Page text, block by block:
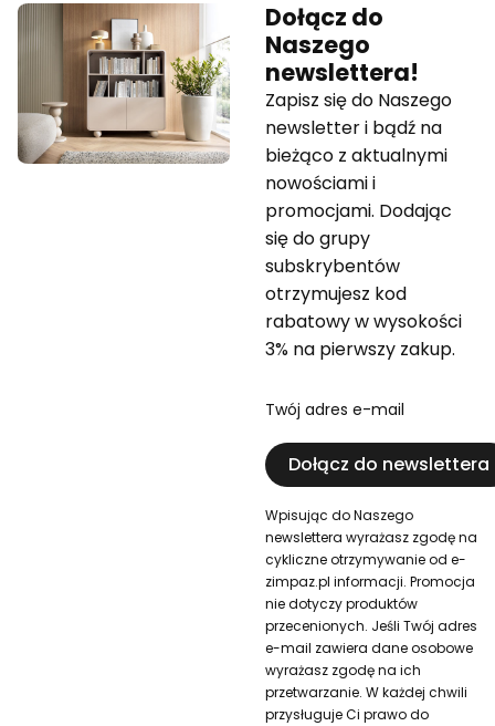
Dołącz do
Naszego
newslettera!
Zapisz się do Naszego
newsletter i bądź na
bieżąco z aktualnymi
nowościami i
promocjami. Dodając
się do grupy
subskrybentów
otrzymujesz kod
rabatowy w wysokości
3% na pierwszy zakup.
Twój adres e-mail
Dołącz do newslettera
Wpisując do Naszego
newslettera wyrażasz zgodę na
cykliczne otrzymywanie od e-
zimpaz.pl informacji. Promocja
nie dotyczy produktów
przecenionych. Jeśli Twój adres
e-mail zawiera dane osobowe
wyrażasz zgodę na ich
przetwarzanie. W każdej chwili
przysługuje Ci prawo do